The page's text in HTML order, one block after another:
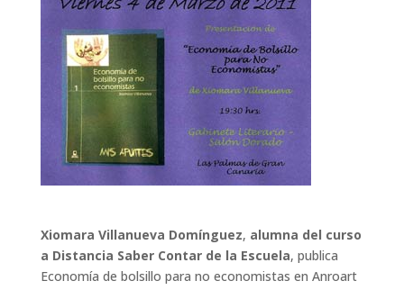
Xiomara Villanueva Domínguez, alumna del curso
a Distancia Saber Contar de la Escuela, publica
Economía de bolsillo para no economistas en Anroart